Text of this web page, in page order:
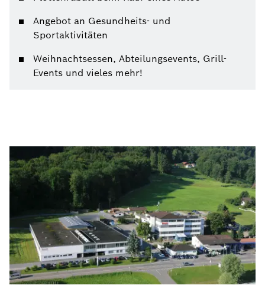
Angebot an Gesundheits- und
Sportaktivitäten
Weihnachtsessen, Abteilungsevents, Grill-
Events und vieles mehr!